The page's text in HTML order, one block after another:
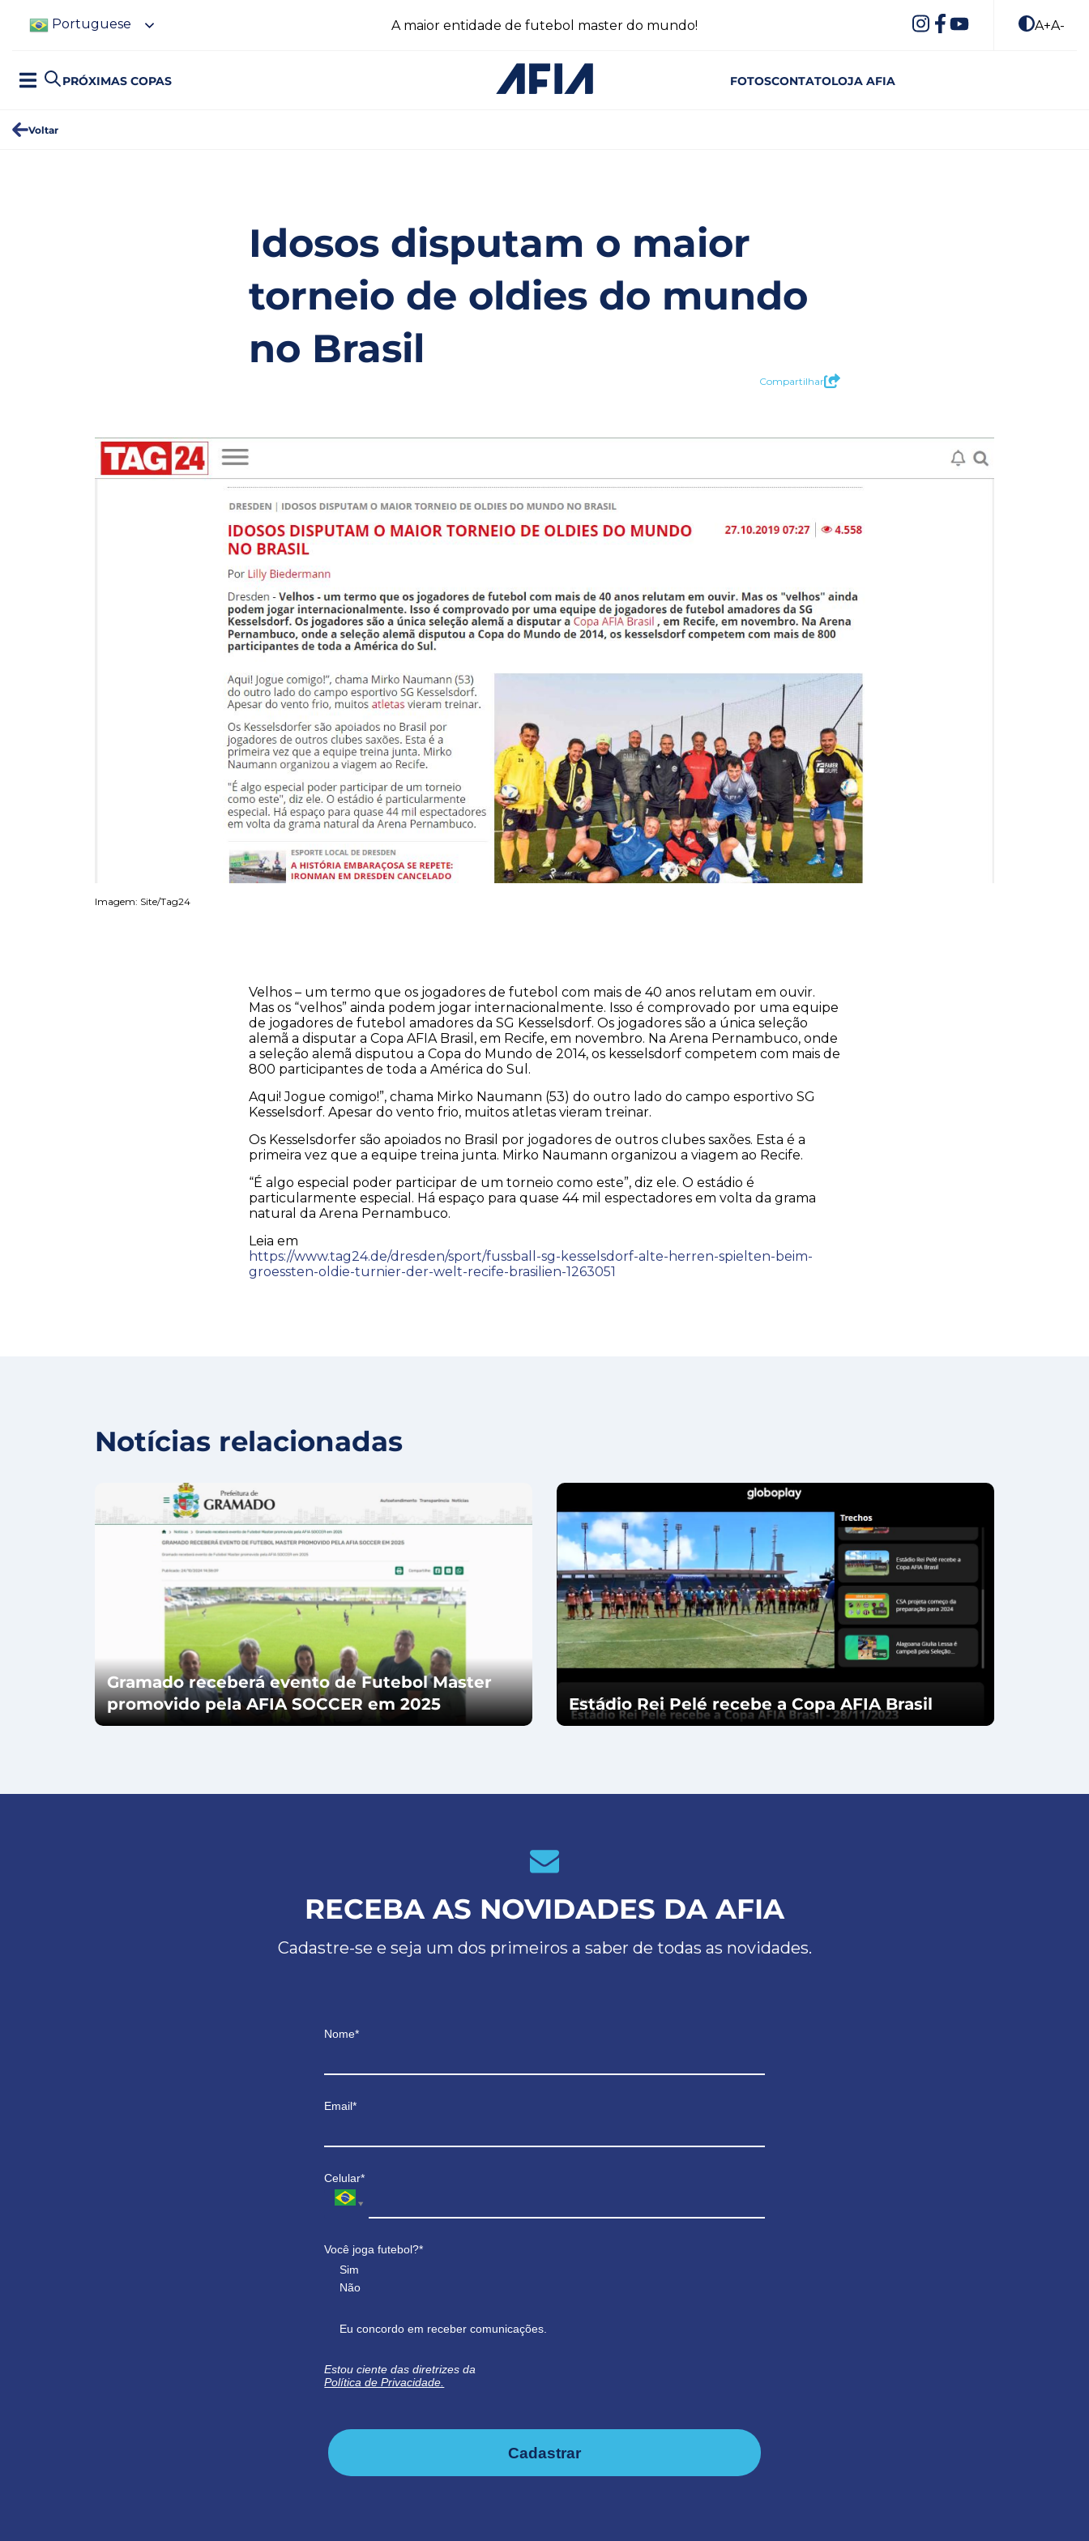
Portuguese A maior entidade de futebol master do mundo! A+A-
PRÓXIMAS COPAS FOTOSCONTATOLOJA AFIA
Voltar
Idosos disputam o maior
torneio de oldies do mundo
no Brasil
Compartilhar
Imagem: Site/Tag24
Velhos – um termo que os jogadores de futebol com mais de 40 anos relutam em ouvir.
Mas os “velhos” ainda podem jogar internacionalmente. Isso é comprovado por uma equipe
de jogadores de futebol amadores da SG Kesselsdorf. Os jogadores são a única seleção
alemã a disputar a Copa AFIA Brasil, em Recife, em novembro. Na Arena Pernambuco, onde
a seleção alemã disputou a Copa do Mundo de 2014, os kesselsdorf competem com mais de
800 participantes de toda a América do Sul.
Aqui! Jogue comigo!”, chama Mirko Naumann (53) do outro lado do campo esportivo SG
Kesselsdorf. Apesar do vento frio, muitos atletas vieram treinar.
Os Kesselsdorfer são apoiados no Brasil por jogadores de outros clubes saxões. Esta é a
primeira vez que a equipe treina junta. Mirko Naumann organizou a viagem ao Recife.
“É algo especial poder participar de um torneio como este”, diz ele. O estádio é
particularmente especial. Há espaço para quase 44 mil espectadores em volta da grama
natural da Arena Pernambuco.
Leia em
https://www.tag24.de/dresden/sport/fussball-sg-kesselsdorf-alte-herren-spielten-beim-
groessten-oldie-turnier-der-welt-recife-brasilien-1263051
Notícias relacionadas
Gramado receberá evento de Futebol Master
promovido pela AFIA SOCCER em 2025
Estádio Rei Pelé recebe a Copa AFIA Brasil
RECEBA AS NOVIDADES DA AFIA
Cadastre-se e seja um dos primeiros a saber de todas as novidades.
Nome*
Email*
Celular*
Você joga futebol?*
Sim
Não
Eu concordo em receber comunicações.
Estou ciente das diretrizes da
Política de Privacidade.
Cadastrar